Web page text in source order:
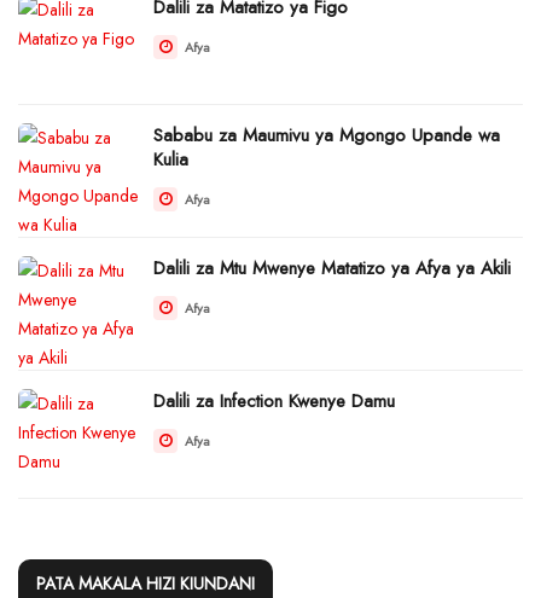
Dalili za Matatizo ya Figo
Afya
Sababu za Maumivu ya Mgongo Upande wa
Kulia
Afya
Dalili za Mtu Mwenye Matatizo ya Afya ya Akili
Afya
Dalili za Infection Kwenye Damu
Afya
PATA MAKALA HIZI KIUNDANI